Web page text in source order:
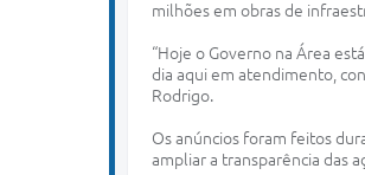
milhões em obras de
“Hoje o Governo na Área
dia aqui em atendimento,
Rodrigo.
Os anúncios foram feitos
ampliar a transparência das